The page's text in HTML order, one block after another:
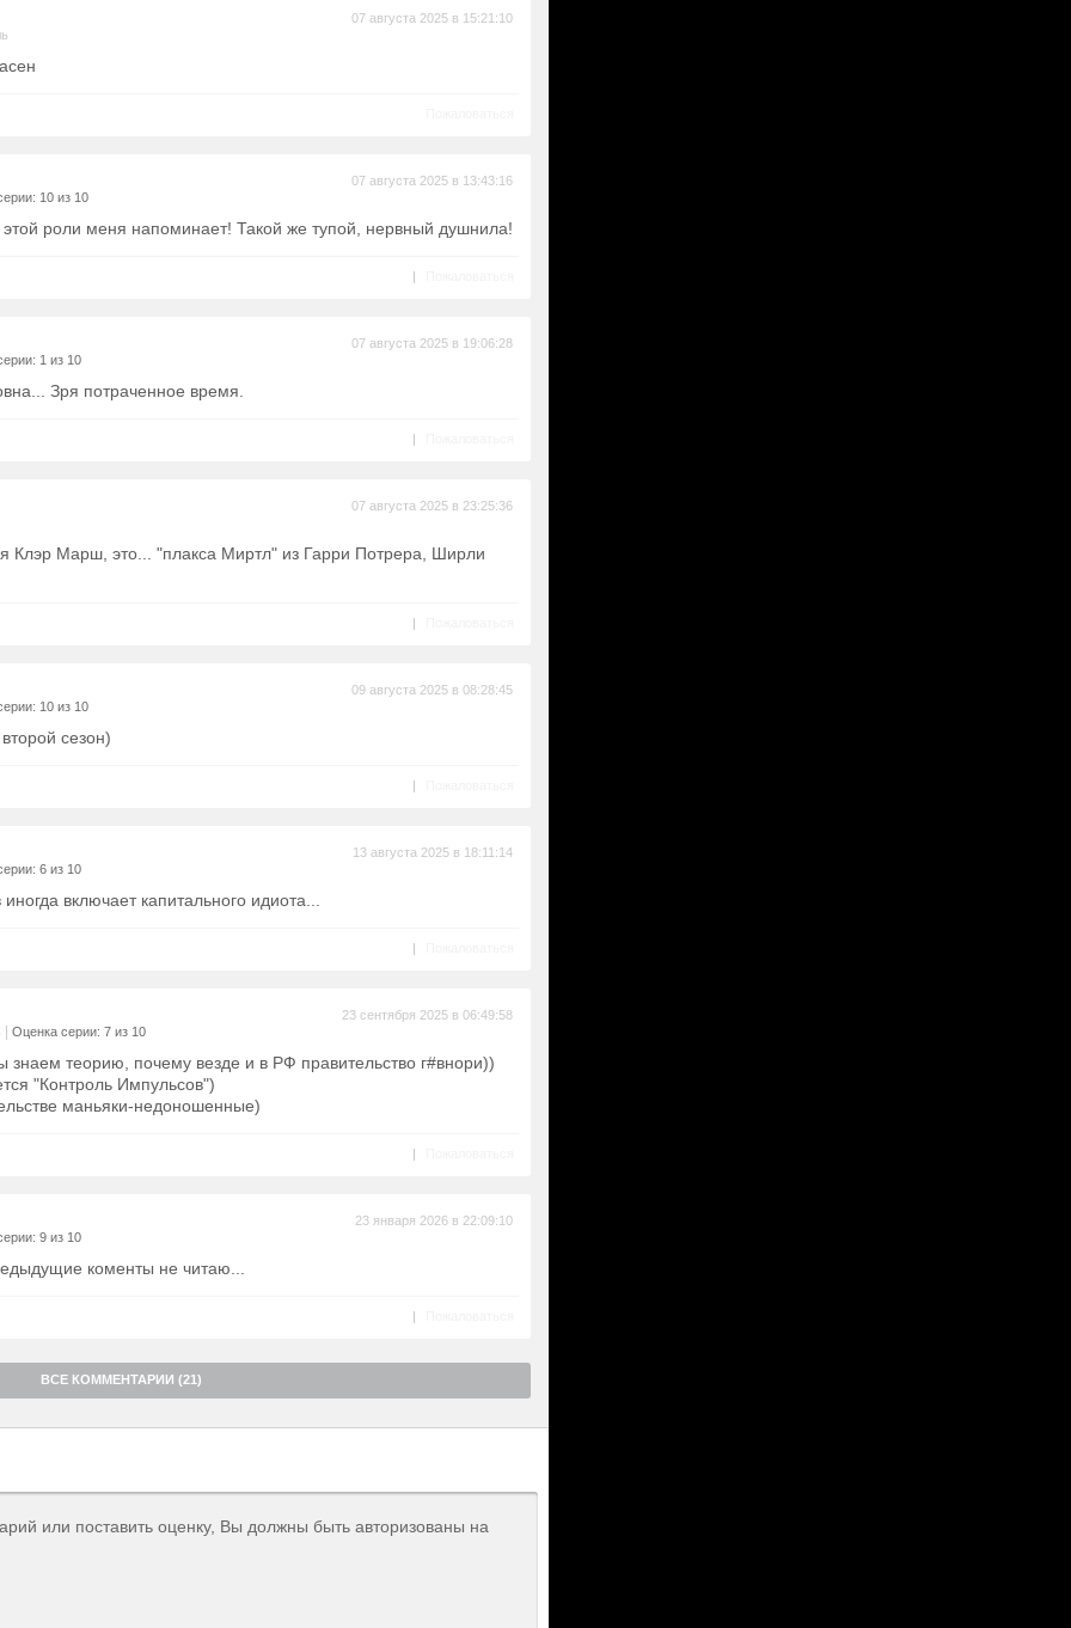
07 августа 2025 в 15:21:10
10 из 10
07 августа 2025 в 13:43:16
роли меня напоминает! Такой же тупой, нервный душнила!
|
1 из 10
07 августа 2025 в 19:06:28
Зря потраченное время.
|
07 августа 2025 в 23:25:36
Клэр Марш, это... "плакса Миртл" из Гарри Потрера, Ширли
|
10 из 10
09 августа 2025 в 08:28:45
сезон)
|
6 из 10
13 августа 2025 в 18:11:14
включает капитального идиота...
|
Оценка серии: 7 из 10
23 сентября 2025 в 06:49:58
теорию, почему везде и в РФ правительство г#внори))
"Контроль Импульсов")
маньяки-недоношенные)
|
9 из 10
23 января 2026 в 22:09:10
коменты не читаю...
|
ВСЕ КОММЕНТАРИИ (21)
или поставить оценку, Вы должны быть авторизованы на